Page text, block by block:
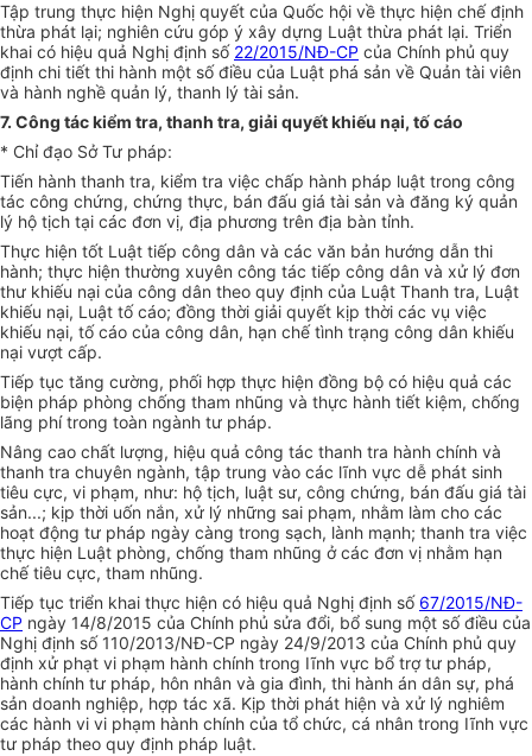
Tập trung thực hiện Nghị quyết của Quốc hội về thực hiện chế định
thừa phát lại; nghiên cứu góp ý xây dựng Luật thừa phát lại. Triển
khai có hiệu quả Nghị định số 22/2015/NĐ-CP của Chính phủ quy
định chi tiết thi hành một sốđiều của Luật phá sản về Quản tài viên
và hành nghề quản lý, thanh lý tài sản.
7. Công tác kiểm tra, thanh tra, giải quyết khiếu nại, tố cáo
* Chỉđạo SởTư pháp:
Tiến hành thanh tra, kiểm tra việc chấp hành pháp luật trong công
tác công chứng, chứng thực, bán đấu giá tài sản và đăng ký quản
lý hộ tịch tại các đơn vị, địa phương trên địa bàn tỉnh.
Thực hiện tốt Luật tiếp công dân và các văn bản hướng dẫn thi
hành; thực hiện thường xuyên công tác tiếp công dân và xử lý đơn
thư khiếu nại của công dân theo quy định của Luật Thanh tra, Luật
khiếu nại, Luật tố cáo; đồng thời giải quyết kịp thời các vụ việc
khiếu nại, tố cáo của công dân, hạn chếtình trạng công dân khiếu
nại vượt cấp.
Tiếp tục tăng cường, phối hợp thực hiện đồng bộ có hiệu quả các
biện pháp phòng chống tham nhũng và thực hành tiết kiệm, chống
lãng phí trong toàn ngành tư pháp.
Nâng cao chất lượng, hiệu quả công tác thanh tra hành chính và
thanh tra chuyên ngành, tập trung vào các lĩnh vực dễ phát sinh
tiêu cực, vi phạm, như: hộ tịch, luật sư, công chứng, bán đấu giá tài
sản...; kịp thời uốn nắn, xử lý những sai phạm, nhằm làm cho các
hoạt động tư pháp ngày càng trong sạch, lành mạnh; thanh tra việc
thực hiện Luật phòng, chống tham nhũng ở các đơn vị nhằm hạn
chế tiêu cực, tham nhũng.
Tiếp tục triển khai thực hiện có hiệu quả Nghị định số 67/2015/NĐ-
CP ngày 14/8/2015 của Chính phủ sửa đổi, bổ sung một số điều của
Nghị định số 110/2013/NĐ-CP ngày 24/9/2013 của Chính phủ quy
định xử phạt vi phạm hành chính trong Iĩnh vực bổ trợ tư pháp,
hành chính tư pháp, hôn nhân và gia đình, thi hành án dân sự, phá
sản doanh nghiệp, hợp tác xã. Kịp thời phát hiện và xử lý nghiêm
các hành vi vi phạm hành chính của tổ chức, cá nhân trong Iĩnh vực
tư pháp theo quy định pháp luật.